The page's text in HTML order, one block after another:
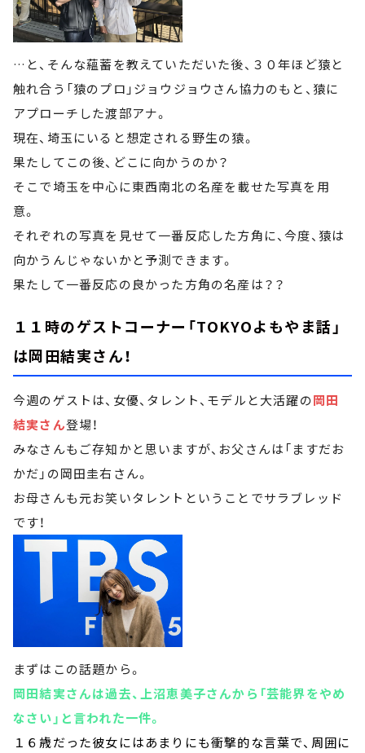
…と、そんな蘊蓄を教えていただいた後、３０年ほど猿と
触れ合う「猿のプロ」ジョウジョウさん協力のもと、猿に
アプローチした渡部アナ。
現在、埼玉にいると想定される野生の猿。
果たしてこの後、どこに向かうのか？
そこで埼玉を中心に東西南北の名産を載せた写真を用
意。
それぞれの写真を見せて一番反応した方角に、今度、猿は
向かうんじゃないかと予測できます。
果たして一番反応の良かった方角の名産は？？
１１時のゲストコーナー「TOKYOよもやま話」
は岡田結実さん！
今週のゲストは、女優、タレント、モデルと大活躍の岡田
結実さん登場！
みなさんもご存知かと思いますが、お父さんは「ますだお
かだ」の岡田圭右さん。
お母さんも元お笑いタレントということでサラブレッド
です！
まずはこの話題から。
岡田結実さんは過去、上沼恵美子さんから「芸能界をやめ
なさい」と言われた一件。
１６歳だった彼女にはあまりにも衝撃的な言葉で、周囲に